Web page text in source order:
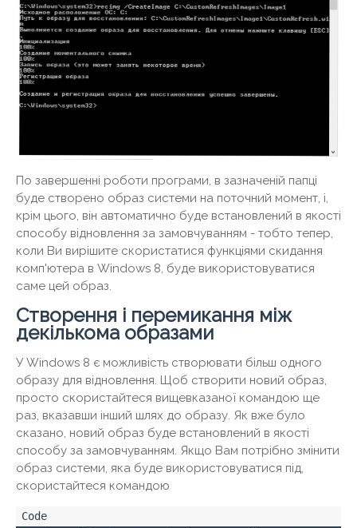
По завершенні роботи програми, в зазначеній папці
буде створено образ системи на поточний момент, і,
крім цього, він автоматично буде встановлений в якості
способу відновлення за замовчуванням - тобто тепер,
коли Ви вирішите скористатися функціями скидання
комп'ютера в Windows 8, буде використовуватися
саме цей образ.
Створення і перемикання між
декількома образами
У Windows 8 є можливість створювати більш одного
образу для відновлення. Щоб створити новий образ,
просто скористайтеся вищевказаної командою ще
раз, вказавши інший шлях до образу. Як вже було
сказано, новий образ буде встановлений в якості
способу за замовчуванням. Якщо Вам потрібно змінити
образ системи, яка буде використовуватися під,
скористайтеся командою